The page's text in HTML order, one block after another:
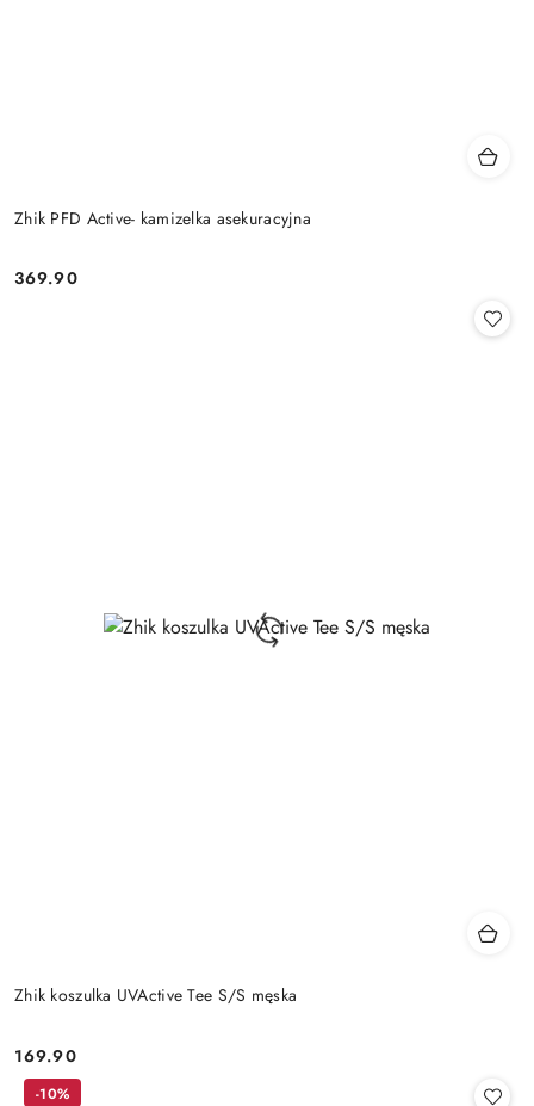
Zhik PFD Active- kamizelka asekuracyjna
Cena:
369.90
Zhik koszulka UVActive Tee S/S męska
Cena:
169.90
-10%